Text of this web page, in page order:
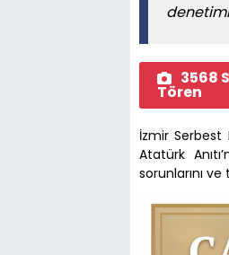
3568
Tören
İzmir Serbest
Atatürk
sorunlarını